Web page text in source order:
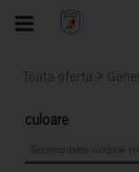
Toata oferta >
culoare
Generozitatea vindecă-